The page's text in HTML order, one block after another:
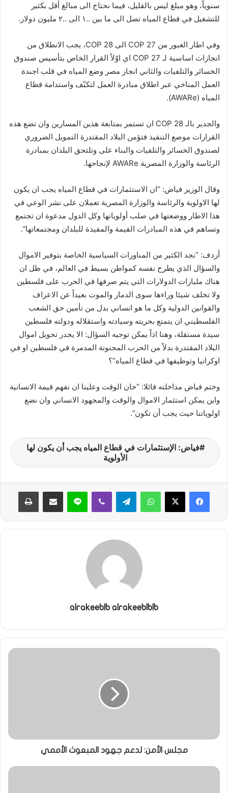
سنوياً، وهو مبلغ ليس بالقليل، فيما نحتاج الى مبالغ أقل بكثير
للتشغيل في قطاع المياه تصل الى ما بين ..١ الى ..٢ مليون دولار.
وفي اطار العبور من COP 27 الى COP 28، يجب الانطلاق من
انجازات اساسية لـ COP 27 اي اوّلاً القرار الخاص بتأسيس صندوق
الخسائر والتلفيات والثاني انجاز مصر وضع المياه في قلب اجندة
العمل المناخي عبر اطلاق مبادرة العمل لتكيّف واستدامة قطاع
المياه (AWARe).
والجدير بالـ COP 28 ان تستمر بمتابعة هذين المسارين وان تضع هذه
القرارات موضع التنفيذ فتؤمن البلاد المقتدرة التمويل الضروري
لصندوق الخسائر والتلفيات والبناء على وتلتحق البلدان بمبادرة
الرئاسة والوزارة المصرية AWARe لإنجاحها.
وقال الوزير فياض: “ان الاستثمارات في قطاع المياه يجب ان يكون
لها الاولوية والرئاسة والوزارة المصرية تعملان على نشر الوعي في
هذا الاطار ووضعتها في صلب أولوياتها وكل الدول مدعوة ان تجتمع
وتساهم في هذه المبادرات القيمة والمفيدة للبلدان ومجتمعاتها”.
أردف: “نجد الكثير من المناورات السياسية الخاصة بتوفير الاموال
والسؤال الذي يطرح نفسه كمواطن بسيط في العالم، في ظل ان
هناك مليارات الدولارات التي يتم صرفها في الحرب على فلسطين
ولا تخلف شيئا وراءها سوى الدمار والموت بعيداً عن الاعراف
والقوانين الدولية وكل ما هو انساني بدل من تأمين حق الشعب
الفلسطيني ان يتمتع بحريته وسيادته واستقلاله ودولته فلسطين
سيدة مستقلة، وهنا اذاً يمكن توجيه السؤال: الا يجدر تحويل اموال
البلاد المقتدرة بدلاً من الحرب المجنونة المدمرة في فلسطين او في
اوكرانيا وتوظيفها في قطاع المياه”؟
وختم فياض مداخلته قائلا: “حان الوقت وعلينا ان نفهم قيمة الانسانية
واين يمكن استثمار الاموال والوقت والمجهود الانساني وان نضع
اولوياتنا حيث يجب أن تكون”.
فياض: الإستثمارات في قطاع المياه يجب أن يكون لها
الأولوية
واتساب لاين
alrakeeblb alrakeeblblb
مجلس الأمن: لدعم جهود المبعوث الأممي